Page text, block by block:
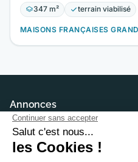
situé en…
347 m² terrain viabilisé
MAISONS FRANÇAISES
Annonces
Maisons neuves
Terrains à construire